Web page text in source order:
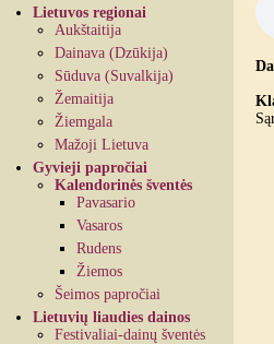
Lietuvos regionai
Aukštaitija
Dainava (Dzūkija)
Sūduva (Suvalkija)
Žemaitija
Žiemgala
Mažoji Lietuva
Gyvieji papročiai
Kalendorinės šventės
Pavasario
Vasaros
Rudens
Žiemos
Šeimos papročiai
Lietuvių liaudies dainos
Festivaliai-dainų šventės